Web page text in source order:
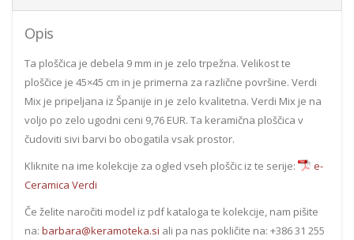
Opis
Ta ploščica je debela 9 mm in je zelo trpežna. Velikost te
ploščice je 45×45 cm in je primerna za različne površine. Verdi
Mix je pripeljana iz Španije in je zelo kvalitetna. Verdi Mix je na
voljo po zelo ugodni ceni 9,76 EUR. Ta keramična ploščica v
čudoviti sivi barvi bo obogatila vsak prostor.
Kliknite na ime kolekcije za ogled vseh ploščic iz te serije:
e-
Ceramica Verdi
Če želite naročiti model iz pdf kataloga te kolekcije, nam pišite
na: barbara@keramoteka.si ali pa nas pokličite na: +386 31 255